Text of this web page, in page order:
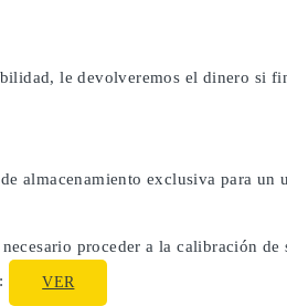
le devolveremos el dinero si
almacenamiento exclusiva para un
proceder a la calibración
VER